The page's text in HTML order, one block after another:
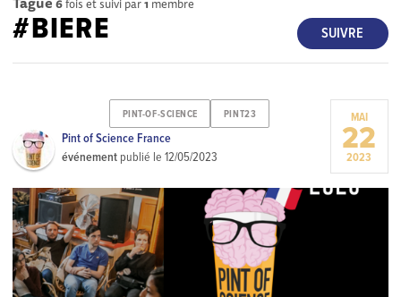
SUIVRE
#BIERE
PINT-OF-SCIENCE PINT23
Pint of Science France
événement publié le12/05/2023
MAI
22
2023